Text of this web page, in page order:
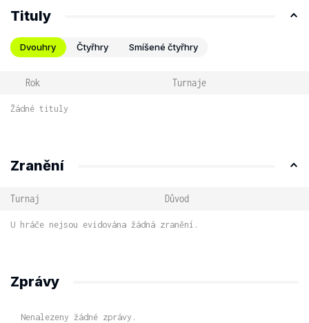
Tituly
Dvouhry Čtyřhry Smíšené čtyřhry
Rok Turnaje
Žádné tituly
Zranění
Turnaj Důvod
U hráče nejsou evidována žádná zranění.
Zprávy
Nenalezeny žádné zprávy.